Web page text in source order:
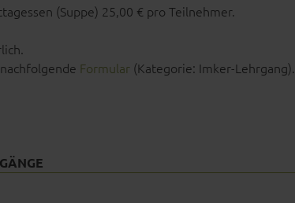
(Suppe) 25,00 € pro Teilnehmer.
Formular (Kategorie: Imker-Lehrgang).